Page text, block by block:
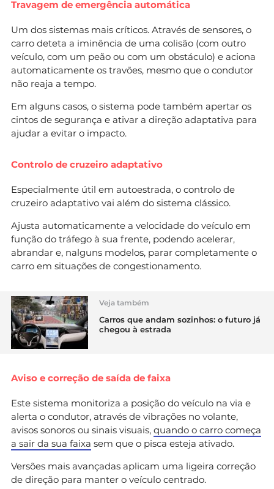
Travagem de emergência automática
Um dos sistemas mais críticos. Através de sensores, o
carro deteta a iminência de uma colisão (com outro
veículo, com um peão ou com um obstáculo) e aciona
automaticamente os travões, mesmo que o condutor
não reaja a tempo.
Em alguns casos, o sistema pode também apertar os
cintos de segurança e ativar a direção adaptativa para
ajudar a evitar o impacto.
Controlo de cruzeiro adaptativo
Especialmente útil em autoestrada, o controlo de
cruzeiro adaptativo vai além do sistema clássico.
Ajusta automaticamente a velocidade do veículo em
função do tráfego à sua frente, podendo acelerar,
abrandar e, nalguns modelos, parar completamente o
carro em situações de congestionamento.
Veja também
Carros que andam sozinhos: o futuro já
chegou à estrada
Aviso e correção de saída de faixa
Este sistema monitoriza a posição do veículo na via e
alerta o condutor, através de vibrações no volante,
avisos sonoros ou sinais visuais, quando o carro começa
a sair da sua faixa sem que o pisca esteja ativado.
Versões mais avançadas aplicam uma ligeira correção
de direção para manter o veículo centrado.